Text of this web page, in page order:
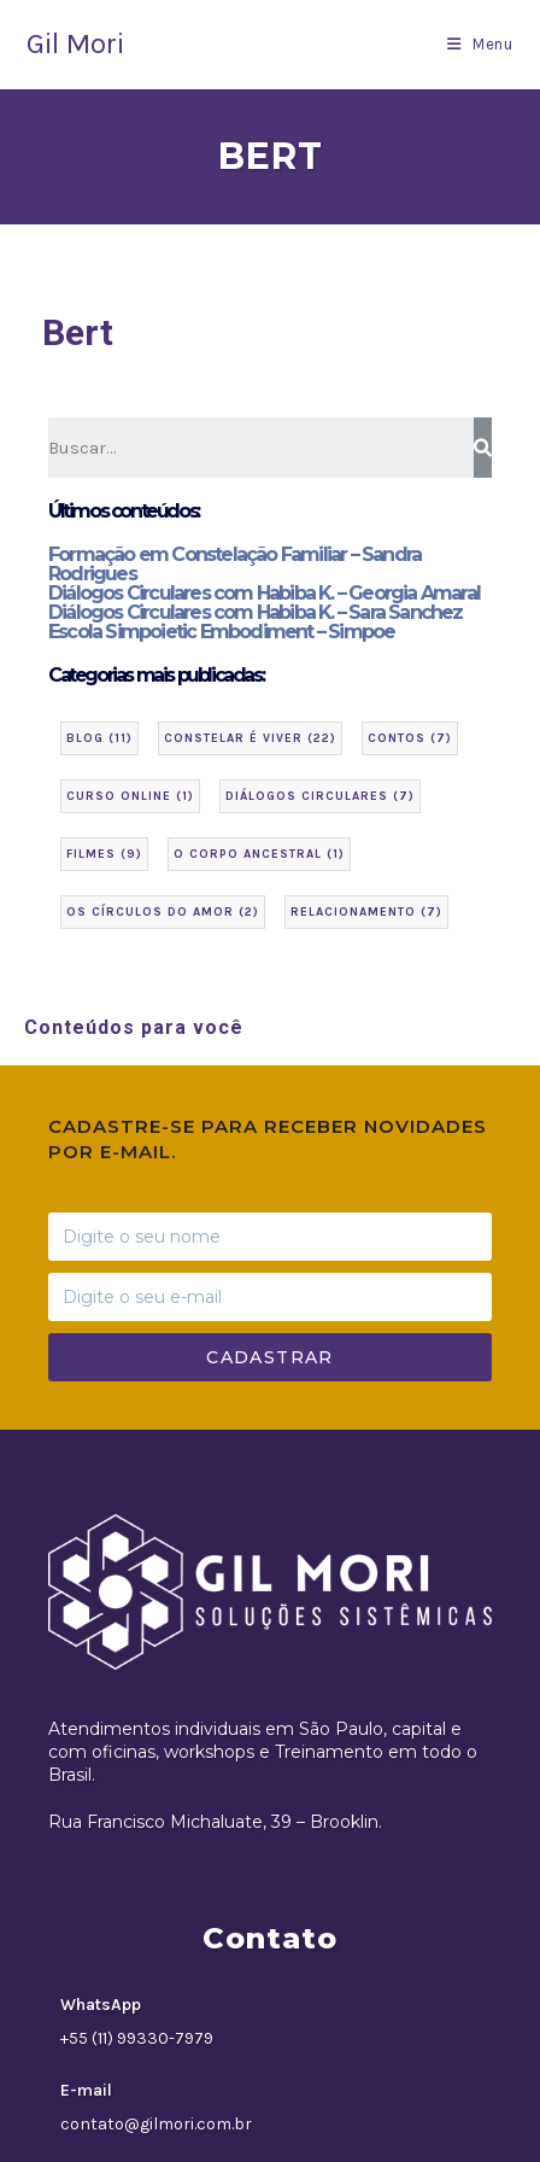
Gil Mori Menu
BERT
Bert
Últimos conteúdos:
Formação em Constelação Familiar – Sandra
Rodrigues
Diálogos Circulares com Habiba K. – Georgia Amaral
Diálogos Circulares com Habiba K. – Sara Sanchez
Escola Simpoietic Embodiment – Simpoe
Categorias mais publicadas:
BLOG (11) CONSTELAR É VIVER (22) CONTOS (7)
CURSO ONLINE (1) DIÁLOGOS CIRCULARES (7)
FILMES (9) O CORPO ANCESTRAL (1)
OS CÍRCULOS DO AMOR (2) RELACIONAMENTO (7)
Conteúdos para você
CADASTRE-SE PARA RECEBER NOVIDADES
POR E-MAIL.
CADASTRAR
Atendimentos individuais em São Paulo, capital e
com oficinas, workshops e Treinamento em todo o
Brasil.
Rua Francisco Michaluate, 39 – Brooklin.
Contato
WhatsApp
+55 (11) 99330-7979
E-mail
contato@gilmori.com.br